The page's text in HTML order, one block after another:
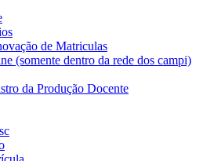
de Matriculas
(somente dentro da rede dos campi)
da Produção Docente